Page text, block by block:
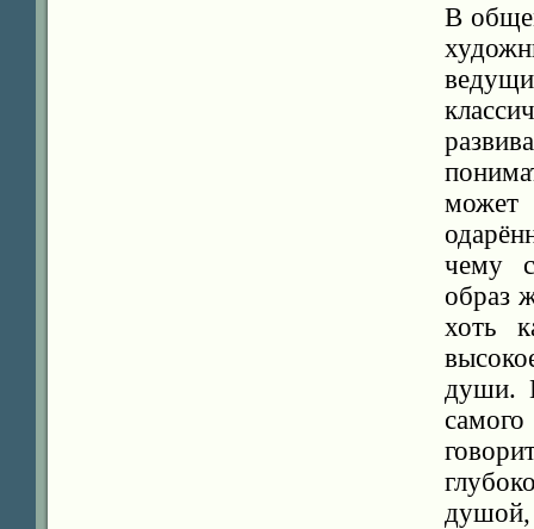
В
чему
образ
хоть
души.
душой,